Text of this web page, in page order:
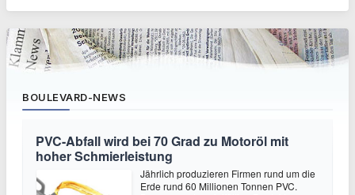
BOULEVARD-NEWS
PVC-Abfall wird bei 70 Grad zu Motoröl mit
hoher Schmierleistung
Jährlich produzieren Firmen rund um die
Erde rund 60 Millionen Tonnen PVC.